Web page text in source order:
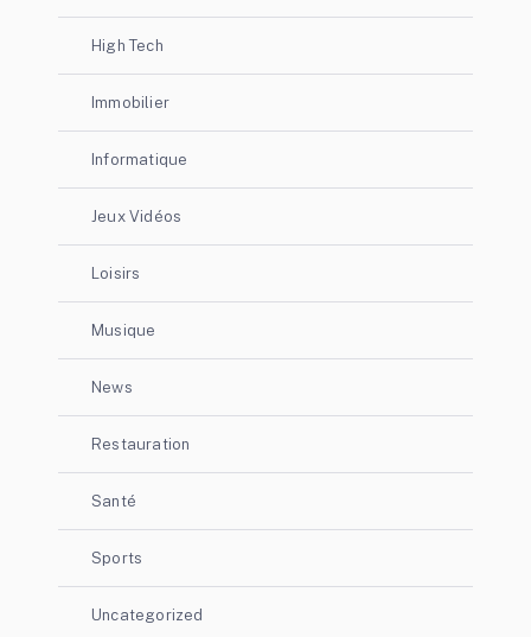
High Tech
Immobilier
Informatique
Jeux Vidéos
Loisirs
Musique
News
Restauration
Santé
Sports
Uncategorized